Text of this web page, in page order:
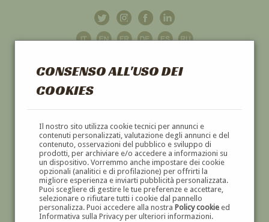
CONSENSO ALL'USO DEI
COOKIES
Il nostro sito utilizza cookie tecnici per annunci e
contenuti personalizzati, valutazione degli annunci e del
contenuto, osservazioni del pubblico e sviluppo di
prodotti, per archiviare e/o accedere a informazioni su
un dispositivo. Vorremmo anche impostare dei cookie
opzionali (analitici e di profilazione) per offrirti la
migliore esperienza e inviarti pubblicità personalizzata.
Puoi scegliere di gestire le tue preferenze e accettare,
selezionare o rifiutare tutti i cookie dal pannello
personalizza. Puoi accedere alla nostra Policy cookieed
Informativa sulla Privacy per ulteriori informazioni.
GALLERIAD'ARTE
DIPINTI E SCULTURE '800 E '900